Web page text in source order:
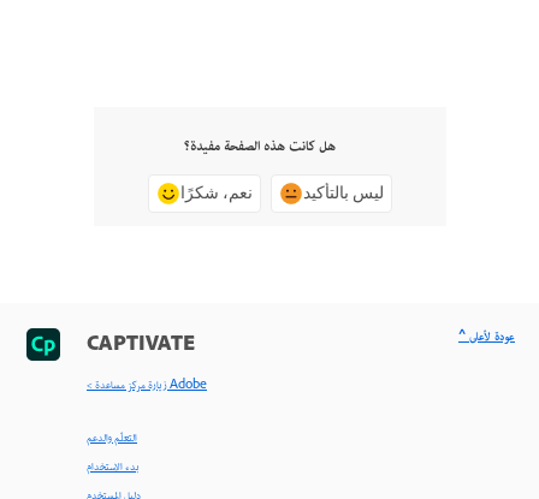
هل كانت هذه الصفحة مفيدة؟
نعم، شكرًا ليس بالتأكيد
CAPTIVATE
< زيارة مركز مساعدة Adobe
التعلّم والدعم
بدء الاستخدام
^ عودة لأعلى